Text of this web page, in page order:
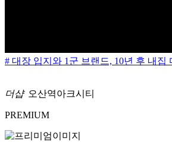
# 대장 입지와 1군 브랜드, 10년 후 내집
더샵 오산역아크시티
PREMIUM